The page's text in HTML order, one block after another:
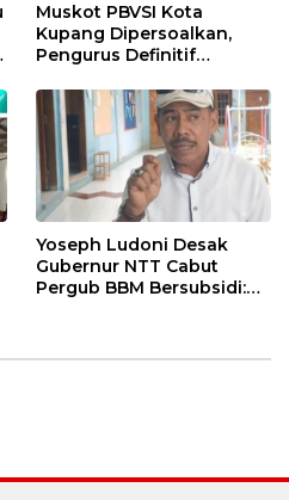
Muskot PBVSI Kota
Kupang Dipersoalkan,
Pengurus Definitif
Polisi
Yoseph Ludoni Desak
Gubernur NTT Cabut
Pergub BBM Bersubsidi: